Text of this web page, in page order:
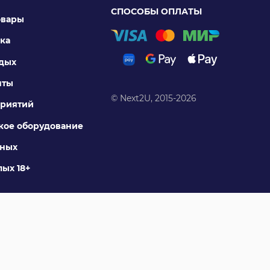
оборудование
18+
СПОСОБЫ ОПЛАТЫ
© Next2U, 2015-2026